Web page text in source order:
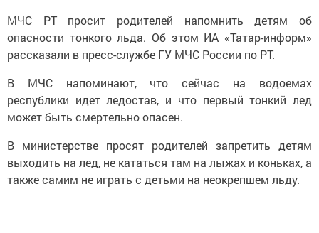
МЧС РТ просит родителей напомнить детям об
опасности тонкого льда. Об этом ИА «Татар-информ»
рассказали в пресс-службе ГУ МЧС России по РТ.
В МЧС напоминают, что сейчас на водоемах
республики идет ледостав, и что первый тонкий лед
может быть смертельно опасен.
В министерстве просят родителей запретить детям
выходить на лед, не кататься там на лыжах и коньках, а
также самим не играть с детьми на неокрепшем льду.